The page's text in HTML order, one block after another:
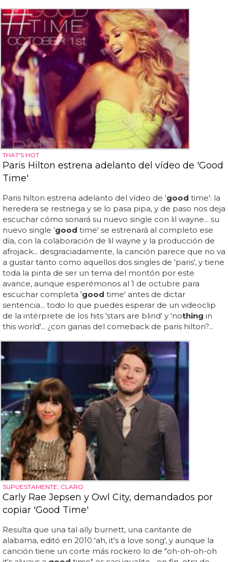
THAT'S HOT
Paris Hilton estrena adelanto del vídeo de 'Good
Time'
Paris hilton estrena adelanto del vídeo de 'good time': la
heredera se restriega y se lo pasa pipa, y de paso nos deja
escuchar cómo sonará su nuevo single con lil wayne... su
nuevo single 'good time' se estrenará al completo ese
día, con la colaboración de lil wayne y la producción de
afrojack... desgraciadamente, la canción parece que no va
a gustar tanto como aquellos dos singles de 'paris', y tiene
toda la pinta de ser un tema del montón por este
avance, aunque esperémonos al 1 de octubre para
escuchar completa 'good time' antes de dictar
sentencia... todo lo que puedes esperar de un videoclip
de la intérprete de los hits 'stars are blind' y 'nothing in
this world'... ¿con ganas del comeback de paris hilton?...
SUPUESTAMENTE, CLARO
Carly Rae Jepsen y Owl City, demandados por
copiar 'Good Time'
Resulta que una tal ally burnett, una cantante de
alabama, editó en 2010 'ah, it's a love song', y aunque la
canción tiene un corte más rockero lo de "oh-oh-oh-oh